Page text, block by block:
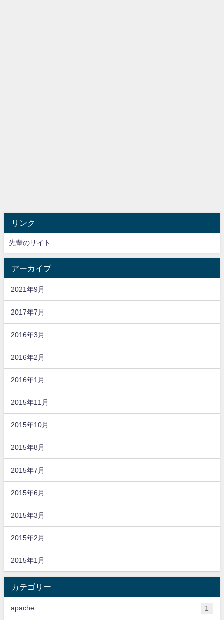
リンク
先輩のサイト
アーカイブ
2021年9月
2017年7月
2016年3月
2016年2月
2016年1月
2015年11月
2015年10月
2015年8月
2015年7月
2015年6月
2015年3月
2015年2月
2015年1月
カテゴリー
apache 1